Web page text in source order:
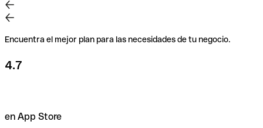
Encuentra el mejor plan para las necesidades de tu negocio.
4.7
en App Store